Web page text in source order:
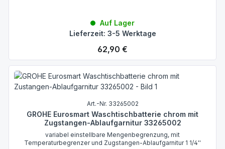
Auf Lager
Lieferzeit: 3-5 Werktage
Regulärer Preis:
62,90 €
Art.-Nr. 33265002
GROHE Eurosmart Waschtischbatterie chrom mit
Zugstangen-Ablaufgarnitur 33265002
variabel einstellbare Mengenbegrenzung, mit
Temperaturbegrenzer und Zugstangen-Ablaufgarnitur 1 1/4''